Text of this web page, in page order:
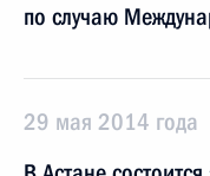
по случаю
29 мая 2014 года